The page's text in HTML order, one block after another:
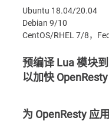
Ubuntu 18.04/20.04
Debian 9/10
CentOS/RHEL 7/8，
预编译 Lua 模块
以加快
为 OpenResty 应